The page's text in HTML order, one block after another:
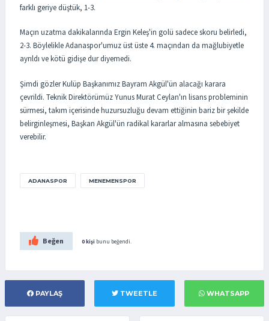
farklı geriye düştük, 1-3.
Maçın uzatma dakikalarında Ergin Keleş'in golü sadece skoru belirledi,
2-3. Böylelikle Adanaspor'umuz üst üste 4. maçından da mağlubiyetle
ayrıldı ve kötü gidişe dur diyemedi.
Şimdi gözler Kulüp Başkanımız Bayram Akgül'ün alacağı karara
çevrildi. Teknik Direktörümüz Yunus Murat Ceylan'ın lisans probleminin
sürmesi, takım içerisinde huzursuzluğu devam ettiğinin bariz bir şekilde
belirginleşmesi, Başkan Akgül'ün radikal kararlar almasına sebebiyet
verebilir.
ADANASPOR MENEMENSPOR
Beğen 0 kişi bunu beğendi.
PAYLAŞ TWEETLE WHATSAPP